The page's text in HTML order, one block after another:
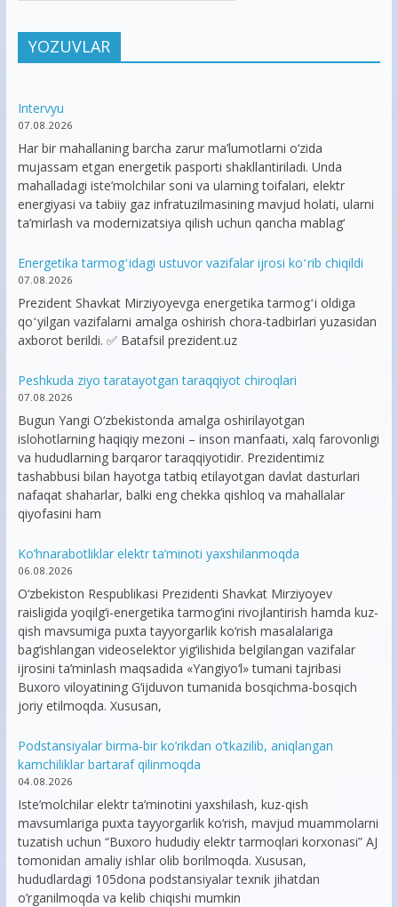
YOZUVLAR
Intervyu
07.08.2026
Har bir mahallaning barcha zarur ma’lumotlarni o‘zida
mujassam etgan energetik pasporti shakllantiriladi. Unda
mahalladagi iste’molchilar soni va ularning toifalari, elektr
energiyasi va tabiiy gaz infratuzilmasining mavjud holati, ularni
ta’mirlash va modernizatsiya qilish uchun qancha mablag‘
Energetika tarmogʻidagi ustuvor vazifalar ijrosi koʻrib chiqildi
07.08.2026
Prezident Shavkat Mirziyoyevga energetika tarmogʻi oldiga
qoʻyilgan vazifalarni amalga oshirish chora-tadbirlari yuzasidan
axborot berildi. ✅ Batafsil prezident.uz
Peshkuda ziyo taratayotgan taraqqiyot chiroqlari
07.08.2026
Bugun Yangi O‘zbekistonda amalga oshirilayotgan
islohotlarning haqiqiy mezoni – inson manfaati, xalq farovonligi
va hududlarning barqaror taraqqiyotidir. Prezidentimiz
tashabbusi bilan hayotga tatbiq etilayotgan davlat dasturlari
nafaqat shaharlar, balki eng chekka qishloq va mahallalar
qiyofasini ham
Ko’hnarabotliklar elektr ta’minoti yaxshilanmoqda
06.08.2026
O‘zbekiston Respublikasi Prezidenti Shavkat Mirziyoyev
raisligida yoqilg‘i-energetika tarmog‘ini rivojlantirish hamda kuz-
qish mavsumiga puxta tayyorgarlik ko‘rish masalalariga
bag‘ishlangan videoselektor yig‘ilishida belgilangan vazifalar
ijrosini ta’minlash maqsadida «Yangiyo‘l» tumani tajribasi
Buxoro viloyatining G‘ijduvon tumanida bosqichma-bosqich
joriy etilmoqda. Xususan,
Podstansiyalar birma-bir ko’rikdan o’tkazilib, aniqlangan
kamchiliklar bartaraf qilinmoqda
04.08.2026
Iste’molchilar elektr ta’minotini yaxshilash, kuz-qish
mavsumlariga puxta tayyorgarlik ko‘rish, mavjud muammolarni
tuzatish uchun “Buxoro hududiy elektr tarmoqlari korxonasi” AJ
tomonidan amaliy ishlar olib borilmoqda. Xususan,
hududlardagi 105dona podstansiyalar texnik jihatdan
o’rganilmoqda va kelib chiqishi mumkin